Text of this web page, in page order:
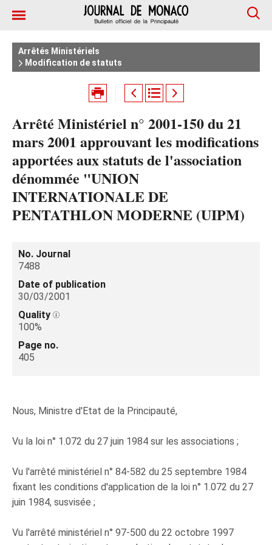
Arrêtés Ministériels
Modification de statuts
Arrêté Ministériel n° 2001-150 du 21
mars 2001 approuvant les modifications
apportées aux statuts de l'association
dénommée "UNION
INTERNATIONALE DE
PENTATHLON MODERNE (UIPM)
No. Journal
7488
Date of publication
30/03/2001
Quality
100%
Page no.
405
Nous, Ministre d'Etat de la Principauté,
Vu la loi n° 1.072 du 27 juin 1984 sur les associations ;
Vu l'arrêté ministériel n° 84-582 du 25 septembre 1984
fixant les conditions d'application de la loi n° 1.072 du 27
juin 1984, susvisée ;
Vu l'arrêté ministériel n° 97-500 du 22 octobre 1997